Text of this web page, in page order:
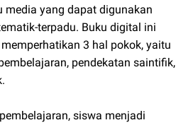
media yang dapat digunakan
terpadu. Buku digital ini
3 hal pokok, yaitu
pendekatan saintifik,
siswa menjadi